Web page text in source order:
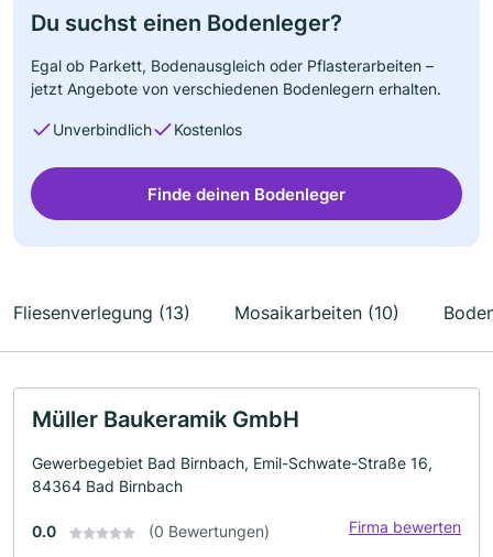
Du suchst einen Bodenleger?
Egal ob Parkett, Bodenausgleich oder Pflasterarbeiten –
jetzt Angebote von verschiedenen Bodenlegern erhalten.
Unverbindlich Kostenlos
Finde deinen Bodenleger
Fliesenverlegung (13) Mosaikarbeiten (10)
Müller Baukeramik GmbH
Gewerbegebiet Bad Birnbach, Emil-Schwate-Straße 16,
84364 Bad Birnbach
0.0 (0 Bewertungen) Firma bewerten